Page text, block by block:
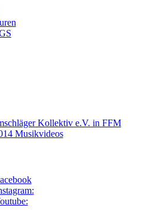
Kollektiv e.V. in FFM
Musikvideos